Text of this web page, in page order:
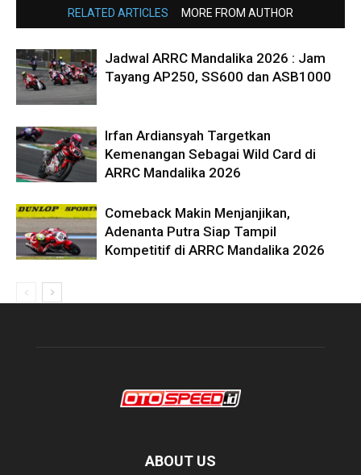
RELATED ARTICLES MORE FROM AUTHOR
Jadwal ARRC Mandalika 2026 : Jam
Tayang AP250, SS600 dan ASB1000
Irfan Ardiansyah Targetkan
Kemenangan Sebagai Wild Card di
ARRC Mandalika 2026
Comeback Makin Menjanjikan,
Adenanta Putra Siap Tampil
Kompetitif di ARRC Mandalika 2026
ABOUT US